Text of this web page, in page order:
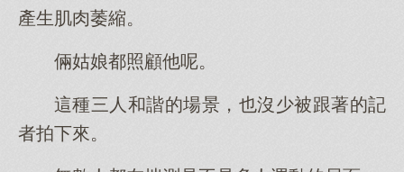
產生肌肉萎縮。
倆姑娘都照顧他呢。
這種三人和諧的場景，也沒少被跟著的記
者拍下來。